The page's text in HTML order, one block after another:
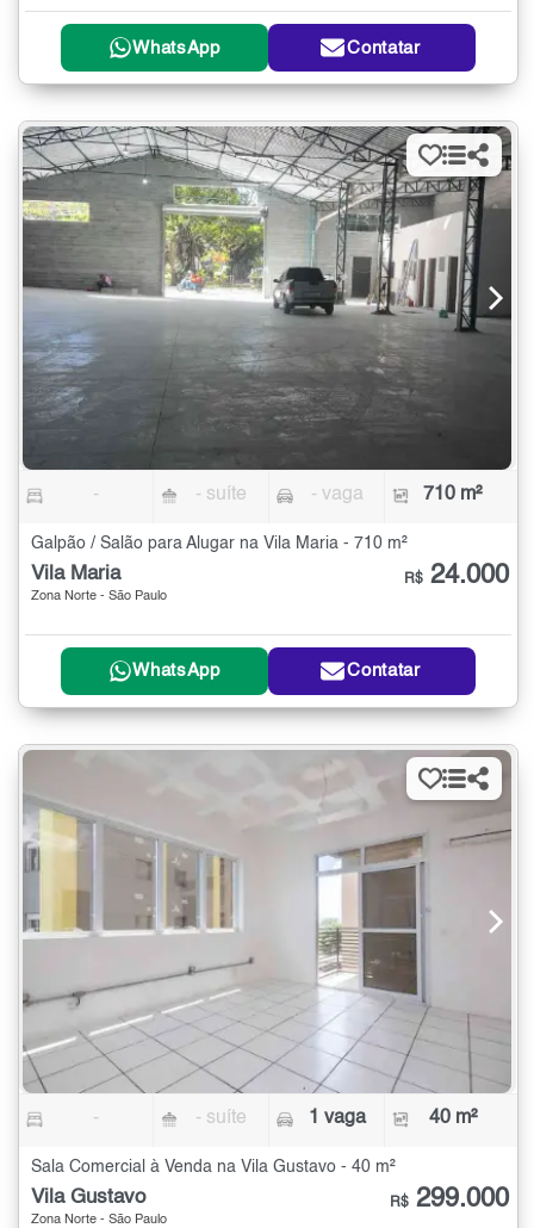
WhatsApp Contatar
- - suíte - vaga 710 m²
Galpão / Salão para Alugar na Vila Maria - 710 m²
Vila Maria
Zona Norte - São Paulo
R$ 24.000
WhatsApp Contatar
- - suíte 1 vaga 40 m²
Sala Comercial à Venda na Vila Gustavo - 40 m²
Vila Gustavo
Zona Norte - São Paulo
R$ 299.000